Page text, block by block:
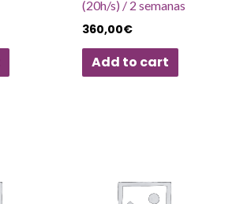
(20h/s) / 2 semanas
360,00€
Add to cart